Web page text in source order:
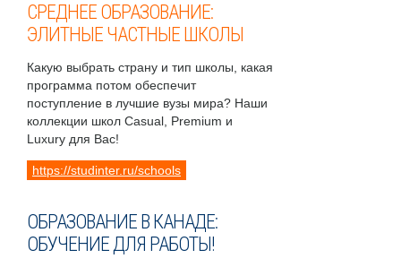
СРЕДНЕЕ ОБРАЗОВАНИЕ:
ЭЛИТНЫЕ ЧАСТНЫЕ ШКОЛЫ
Какую выбрать страну и тип школы, какая
программа потом обеспечит
поступление в лучшие вузы мира? Наши
коллекции школ Casual, Premium и
Luxury для Вас!
https://studinter.ru/schools
ОБРАЗОВАНИЕ В КАНАДЕ:
ОБУЧЕНИЕ ДЛЯ РАБОТЫ!